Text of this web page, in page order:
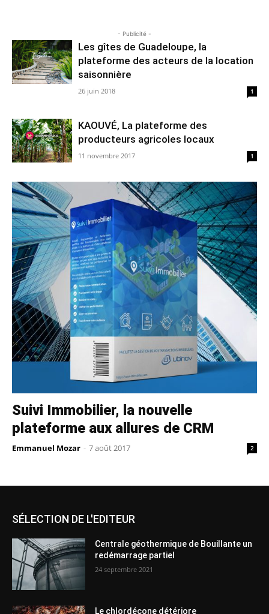
- Publicité -
Les gîtes de Guadeloupe, la
plateforme des acteurs de la location
saisonnière
26 juin 2018 1
KAOUVÉ, La plateforme des
producteurs agricoles locaux
11 novembre 2017 1
Suivi Immobilier, la nouvelle
plateforme aux allures de CRM
Emmanuel Mozar - 7 août 2017 2
SÉLECTION DE L'EDITEUR
Centrale géothermique de Bouillante un
redémarrage partiel
24 septembre 2021
Le chlordécone détériore